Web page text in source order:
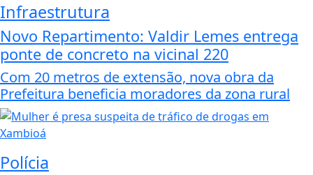
Infraestrutura
Novo Repartimento: Valdir Lemes entrega
ponte de concreto na vicinal 220
Com 20 metros de extensão, nova obra da
Prefeitura beneficia moradores da zona rural
Polícia